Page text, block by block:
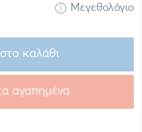
Μεγεθολόγιο
καλάθι
αγαπημένα